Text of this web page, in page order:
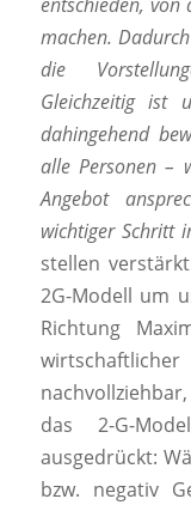
machen.
die
Gleichzeitig ist
dahingehend
alle Personen –
Angebot
wichtiger Schritt
stellen
2G-Modell um
Richtung
das 2-G-
ausgedrückt:
bzw. negativ